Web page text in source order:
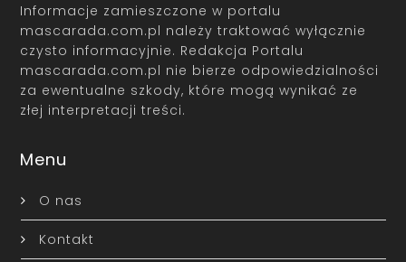
Informacje zamieszczone w portalu
mascarada.com.pl należy traktować wyłącznie
czysto informacyjnie. Redakcja Portalu
mascarada.com.pl nie bierze odpowiedzialności
za ewentualne szkody, które mogą wynikać ze
złej interpretacji treści.
Menu
O nas
Kontakt